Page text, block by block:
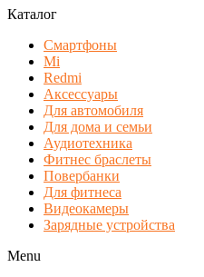
Каталог
Смартфоны
Mi
Redmi
Аксессуары
Для автомобиля
Для дома и семьи
Аудиотехника
Фитнес браслеты
Повербанки
Для фитнеса
Видеокамеры
Зарядные устройства
Menu